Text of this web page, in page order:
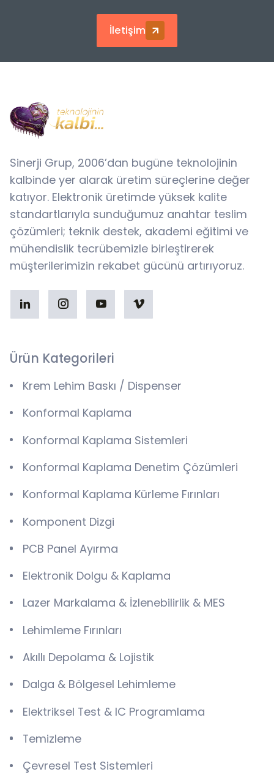
İletişim
Sinerji Grup, 2006’dan bugüne teknolojinin
kalbinde yer alarak üretim süreçlerine değer
katıyor. Elektronik üretimde yüksek kalite
standartlarıyla sunduğumuz anahtar teslim
çözümleri; teknik destek, akademi eğitimi ve
mühendislik tecrübemizle birleştirerek
müşterilerimizin rekabet gücünü artırıyoruz.
Ürün Kategorileri
Krem Lehim Baskı / Dispenser
Konformal Kaplama
Konformal Kaplama Sistemleri
Konformal Kaplama Denetim Çözümleri
Konformal Kaplama Kürleme Fırınları
Komponent Dizgi
PCB Panel Ayırma
Elektronik Dolgu & Kaplama
Lazer Markalama & İzlenebilirlik & MES
Lehimleme Fırınları
Akıllı Depolama & Lojistik
Dalga & Bölgesel Lehimleme
Elektriksel Test & IC Programlama
Temizleme
Çevresel Test Sistemleri